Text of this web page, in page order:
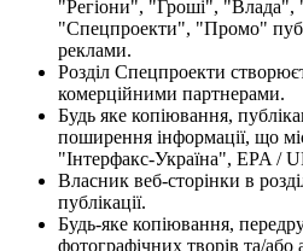
"Регіони", "Гроші",
"Спецпроекти", "Промо"
реклами.
Розділ Спецпроекти
комерційними партнерами.
Будь яке копіювання,
поширення інформації, що
"Інтерфакс-Україна", EPA /
Власник веб-сторінки в
публікації.
Будь-яке копіювання,
фотографічних творів та/або